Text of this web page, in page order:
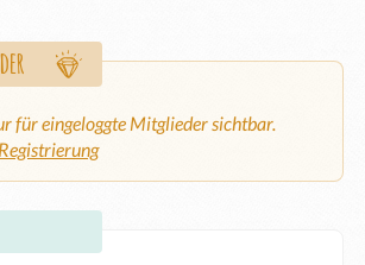
für eingeloggte Mitglieder sichtbar.